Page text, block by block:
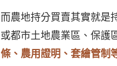
而農地持分買賣其實就是
或都市土地農業區、保護
條、農用證明、套繪管制